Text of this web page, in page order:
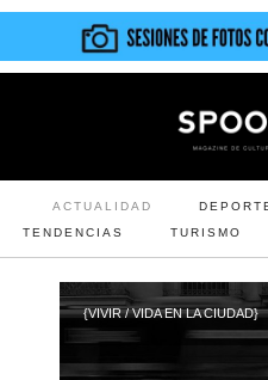
ACTUALIDAD
TENDENCIAS
TURISMO
{VIVIR / VIDA EN LA CIUDAD}